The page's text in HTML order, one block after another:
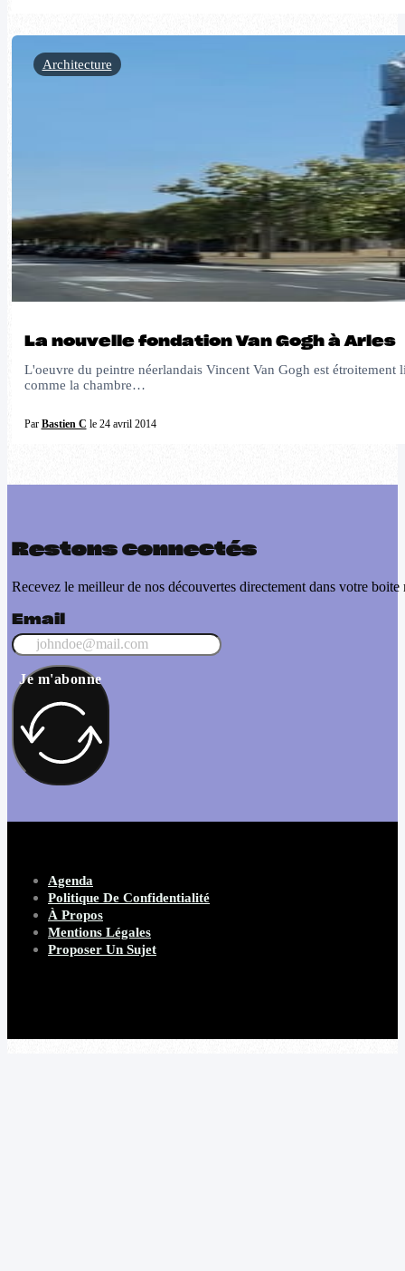
La nouvelle fondation Van Gogh à Arles
L'oeuvre du peintre néerlandais Vincent Van Gogh est
comme la chambre…
Par Bastien C le 24 avril 2014
Architecture
Restons connectés
Recevez le meilleur de nos découvertes directement dans votre boite
Email
Je m'abonne
Agenda
Politique De Confidentialité
À Propos
Mentions Légales
Proposer Un Sujet